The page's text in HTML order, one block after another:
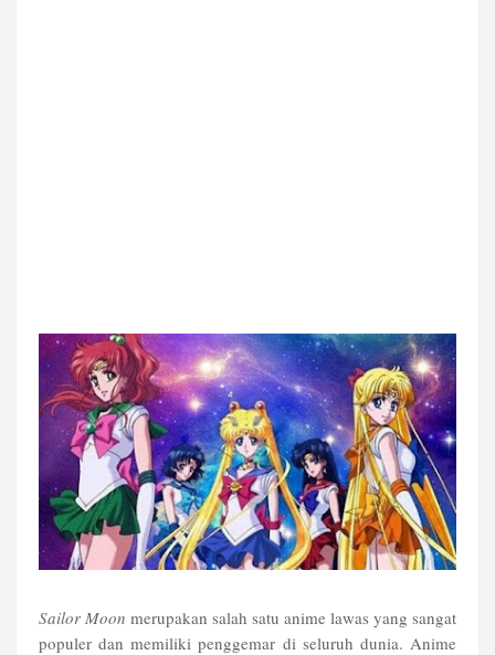
Sailor Moon merupakan salah satu anime lawas yang sangat
populer dan memiliki penggemar di seluruh dunia. Anime